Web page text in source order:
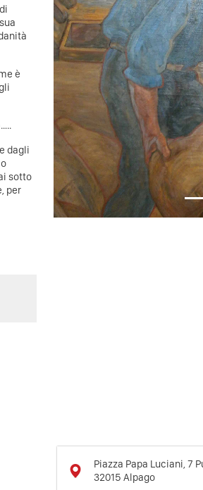
è
dagli
sotto
per
Piazza Papa Luciani, 7
32015 Alpago